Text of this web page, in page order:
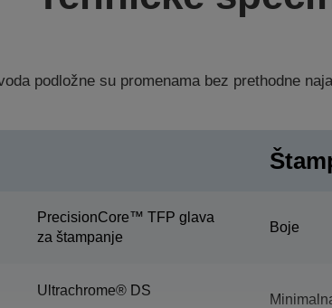
podložne su promenama bez prethodne
PrecisionCore™ TFP glava
za štampanje
Ultrachrome® DS
Boje